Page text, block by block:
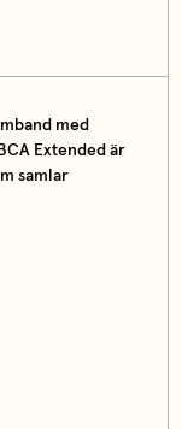
med
Extended är
samlar